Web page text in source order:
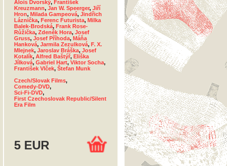
Alois Dvorský, František
Kreuzmann, Jan W. Speerger, Jiří
Hron, Milada Gampeová, Jindřich
Láznička, Ferenc Futurista, Milka
Balek-Brodská, Frank Rose-
Růžička, Zdeněk Hora, Josef
Gruss, Josef Příhoda, Máňa
Hanková, Jarmila Zezulková, F. X.
Mlejnek, Jaroslav Bráška, Josef
Kotalík, Alfred Baštýř, Eliška
Jílková, Gabriel Hart, Viktor Socha,
František Vlček, Štefan Munk
Czech/Slovak Films,
Comedy-DVD,
Sci-Fi-DVD,
First Czechoslovak Republic/Silent
Era Film
5 EUR